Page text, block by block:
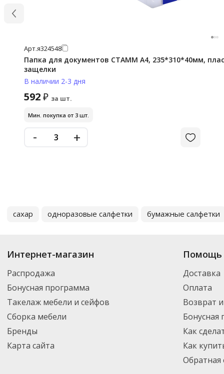
Арт.я324548
Папка для документов СТАММ А4, 235*310*40мм,
защелки
В наличии 2-3 дня
592₽ за шт.
Мин. покупка от 3 шт.
- +
сахар одноразовые салфетки бумажные салфетки
Интернет-магазин
Распродажа
Бонусная программа
Такелаж мебели и сейфов
Сборка мебели
Бренды
Карта сайта
Помощь
Доставка
Оплата
Возврат
Бонусная
Как
Как
Обратная